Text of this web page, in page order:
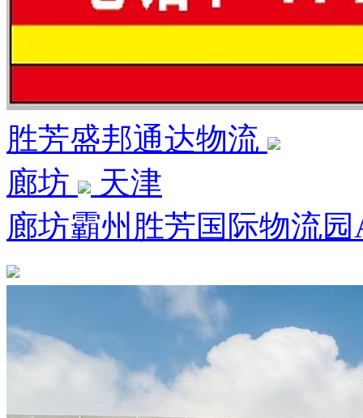
胜芳盛邦通达物流
廊坊
天津
廊坊霸州胜芳国际物流园